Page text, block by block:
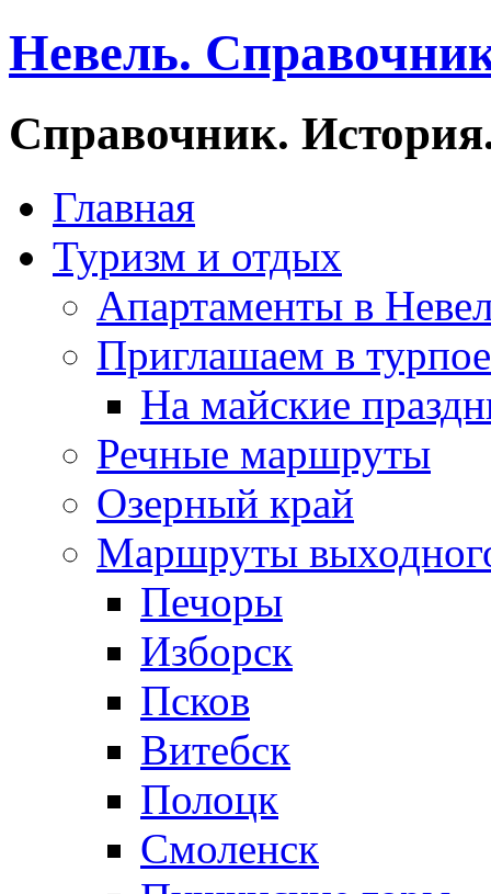
Невель.
Справочник.
Главная
Туризм и отдых
Апартаменты в
Приглашаем в
На майские
Речные маршруты
Озерный край
Маршруты
Печоры
Изборск
Псков
Витебск
Полоцк
Смоленск